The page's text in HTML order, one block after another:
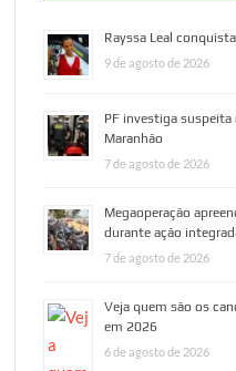
Rayssa Leal
9 de agosto de 2026
PF investiga suspeita
Maranhão
7 de agosto de 2026
Megaoperação
durante ação
7 de agosto de 2026
Veja quem são os
em 2026
6 de agosto de 2026